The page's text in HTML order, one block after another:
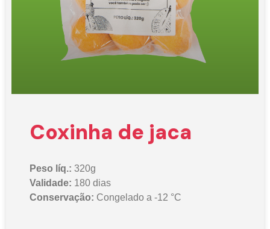
Coxinha de jaca
Peso líq.: 320g
Validade: 180 dias
Conservação: Congelado a -12 °C